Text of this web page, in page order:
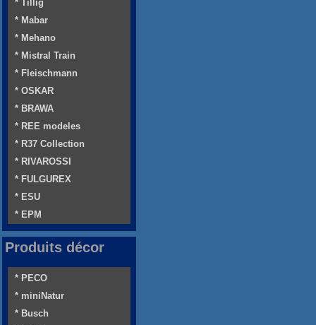
* Tillig
* Mabar
* Mehano
* Mistral Train
* Fleischmann
* OSKAR
* BRAWA
* REE modeles
* R37 Collection
* RIVAROSSI
* FULGUREX
* ESU
* EPM
Produits décor
* PECO
* miniNatur
* Busch